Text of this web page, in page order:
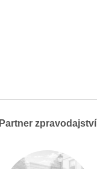
Partner zpravodajství